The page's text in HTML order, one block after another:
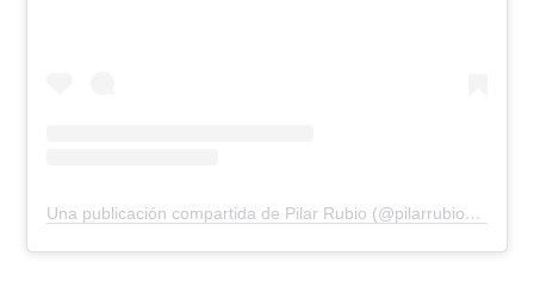
Una publicación compartida de Pilar Rubio (@pilarrubio_oficial)